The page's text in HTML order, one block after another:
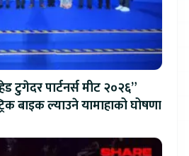
टुगेदर पार्टनर्स मीट २०२६”
बाइक ल्याउने यामाहाको घोषणा